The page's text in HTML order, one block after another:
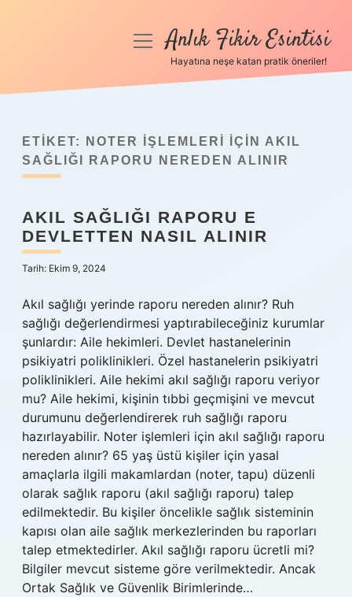
Anasayfa
Yasal Uyarı
menüyüAnlık Fikir Esintisi
Hayatına neşe katan pratik öneriler!
ETIKET:
NOTER IŞLEMLERI IÇIN AKIL
SAĞLIĞI RAPORU NEREDEN ALINIR
AKIL SAĞLIĞI RAPORU E
DEVLETTEN NASIL ALINIR
Tarih: Ekim 9, 2024
Akıl sağlığı yerinde raporu nereden alınır? Ruh
sağlığı değerlendirmesi yaptırabileceğiniz kurumlar
şunlardır: Aile hekimleri. Devlet hastanelerinin
psikiyatri poliklinikleri. Özel hastanelerin psikiyatri
poliklinikleri. Aile hekimi akıl sağlığı raporu veriyor
mu? Aile hekimi, kişinin tıbbi geçmişini ve mevcut
durumunu değerlendirerek ruh sağlığı raporu
hazırlayabilir. Noter işlemleri için akıl sağlığı raporu
nereden alınır? 65 yaş üstü kişiler için yasal
amaçlarla ilgili makamlardan (noter, tapu) düzenli
olarak sağlık raporu (akıl sağlığı raporu) talep
edilmektedir. Bu kişiler öncelikle sağlık sisteminin
kapısı olan aile sağlık merkezlerinden bu raporları
talep etmektedirler. Akıl sağlığı raporu ücretli mi?
Bilgiler mevcut sisteme göre verilmektedir. Ancak
Ortak Sağlık ve Güvenlik Birimlerinde…